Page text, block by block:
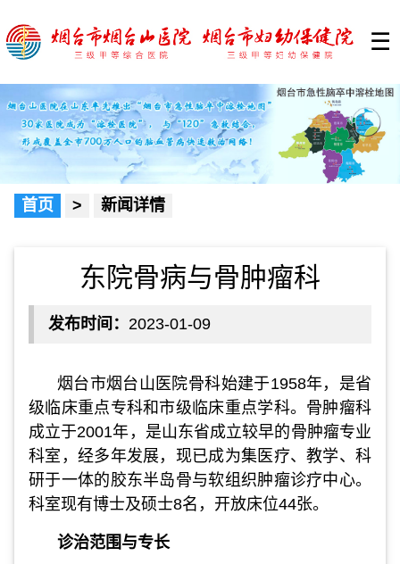
☰
首页 > 新闻详情
东院骨病与骨肿瘤科
发布时间： 2023-01-09
烟台市烟台山医院骨科始建于1958年，是省
级临床重点专科和市级临床重点学科。骨肿瘤科
成立于2001年，是山东省成立较早的骨肿瘤专业
科室，经多年发展，现已成为集医疗、教学、科
研于一体的胶东半岛骨与软组织肿瘤诊疗中心。
科室现有博士及硕士8名，开放床位44张。
诊治范围与专长